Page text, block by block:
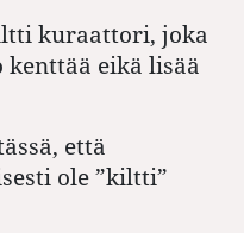
kuraattori, joka
eikä lisää
että
ole ”kiltti”